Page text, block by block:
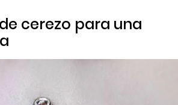
cerezo para una